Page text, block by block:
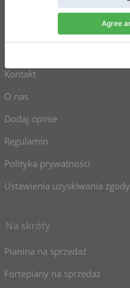
Kontakt
O nas
Dodaj opinie
Regulamin
Polityka prywatności
Ustawienia uzyskiwania zgody
Na skróty
Pianina na sprzedaż
Fortepiany na sprzedaż